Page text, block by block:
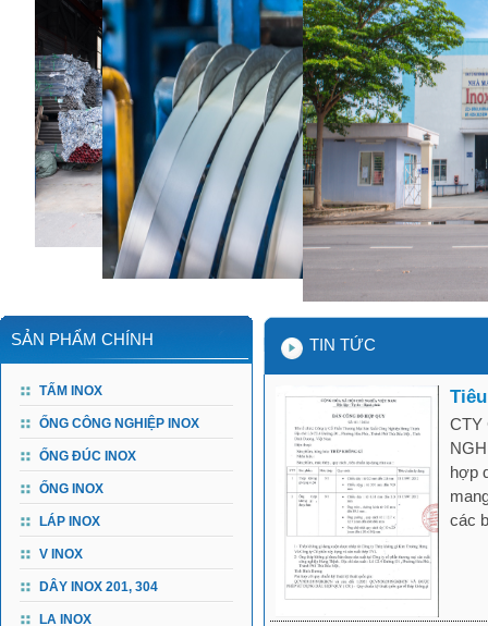
SẢN PHẨM CHÍNH
TẤM INOX
ỐNG CÔNG NGHIỆP INOX
ỐNG ĐÚC INOX
ỐNG INOX
LÁP INOX
V INOX
DÂY INOX 201, 304
LA INOX
TIN TỨC
CTY
hợp
các